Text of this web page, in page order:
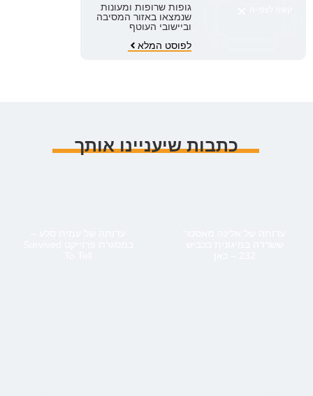
גופות שרופות ומעונות
שנמצאו באזור המסיבה
וביישובי העוטף
לפוסט המלא
כתבות שיעניינו אותך